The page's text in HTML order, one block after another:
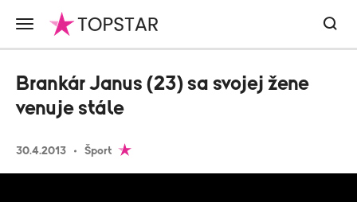
30.4.2013 Šport
Brankár Janus (23) sa svojej žene
venuje stále